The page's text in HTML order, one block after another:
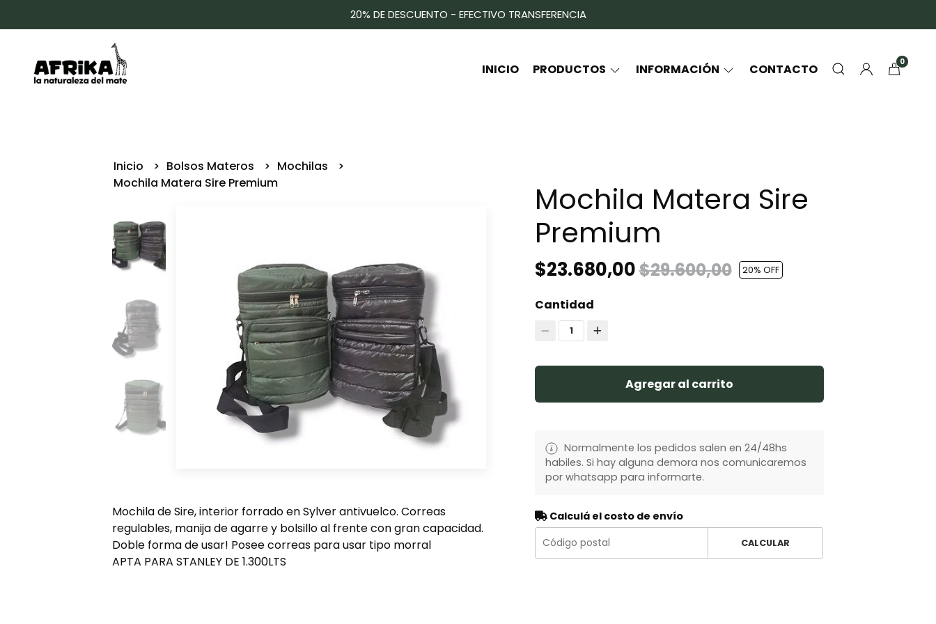
20% DE DESCUENTO - EFECTIVO TRANSFERENCIA
INICIO PRODUCTOS INFORMACIÓN CONTACTO 0
Inicio Bolsos Materos
Mochilas
Mochila Matera Sire Premium
Mochila de Sire, interior forrado en Sylver antivuelco. Correas
regulables, manija de agarre y bolsillo al frente con gran capacidad.
Doble forma de usar! Posee correas para usar tipo morral
APTA PARA STANLEY DE 1.300LTS
Mochila Matera Sire
Premium
$23.680,00$29.600,00 20% OFF
Cantidad
1
Agregar al carrito
Normalmente los pedidos salen en 24/48hs
habiles. Si hay alguna demora nos comunicaremos
por whatsapp para informarte.
Calculá el costo de envío
CALCULAR